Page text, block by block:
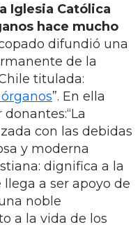
Iglesia Católica
hace mucho
difundió una
de la
titulada:
”. En ella
con las debidas
y moderna
dignifica a la
a ser apoyo de
noble
a la vida de los